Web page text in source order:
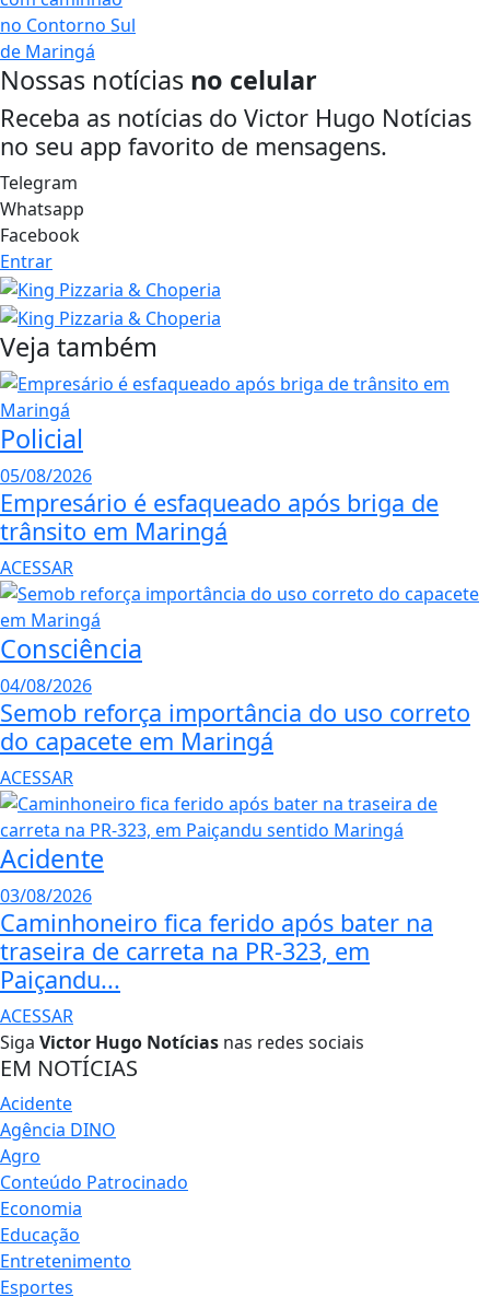
Nossas notícias no celular
Receba as notícias do Victor Hugo Notícias
no seu app favorito de mensagens.
Telegram
Whatsapp
Facebook
Entrar
Veja também
Policial
05/08/2026
Empresário é esfaqueado após briga de
trânsito em Maringá
ACESSAR
Consciência
04/08/2026
Semob reforça importância do uso correto
do capacete em Maringá
ACESSAR
Acidente
03/08/2026
Caminhoneiro fica ferido após bater na
traseira de carreta na PR-323, em
Paiçandu...
ACESSAR
Siga Victor Hugo Notícias nas redes sociais
EM NOTÍCIAS
Acidente
Agência DINO
Agro
Conteúdo Patrocinado
Economia
Educação
Entretenimento
Esportes